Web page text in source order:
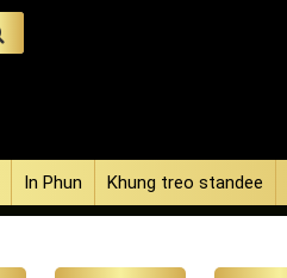
In Phun Khung treo standee